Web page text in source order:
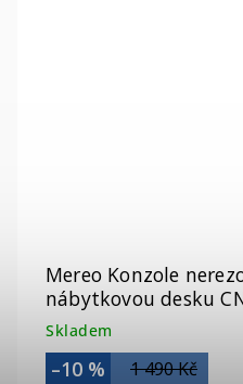
Mereo Konzole
nábytkovou desku
Skladem
1 490 Kč
–10 %